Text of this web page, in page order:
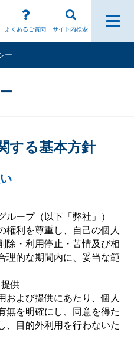
よくあるご質問 サイト内検索
ー
する基本方針
ープ（以下「弊社」）
権利を尊重し、自己の個人
除・利用停止・苦情及び相
理的な期間内に、妥当な範
供
および提供にあたり、個人
無を明確にし、同意を得た
、目的外利用を行わないた